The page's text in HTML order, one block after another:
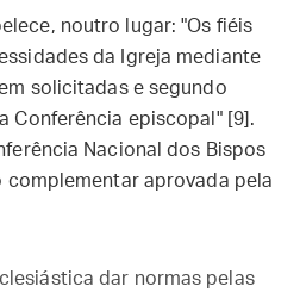
noutro lugar: "Os fiéis
da Igreja mediante
solicitadas e segundo
Conferência episcopal" [9].
Nacional dos Bispos
complementar aprovada pela
dar normas pelas